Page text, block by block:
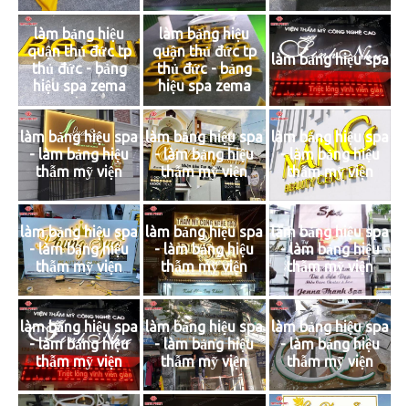
làm bảng hiệu
quận thủ đức tp
thủ đức - bảng
hiệu spa zema
làm bảng hiệu
quận thủ đức tp
thủ đức - bảng
hiệu spa zema
làm bảng hiệu spa
làm bảng hiệu spa
- làm bảng hiệu
thẫm mỹ viện
làm bảng hiệu spa
- làm bảng hiệu
thẫm mỹ viện
làm bảng hiệu spa
- làm bảng hiệu
thẫm mỹ viện
làm bảng hiệu spa
- làm bảng hiệu
thẫm mỹ viện
làm bảng hiệu spa
- làm bảng hiệu
thẫm mỹ viện
làm bảng hiệu spa
- làm bảng hiệu
thẫm mỹ viện
làm bảng hiệu spa
- làm bảng hiệu
thẫm mỹ viện
làm bảng hiệu spa
- làm bảng hiệu
thẫm mỹ viện
làm bảng hiệu spa
- làm bảng hiệu
thẫm mỹ viện